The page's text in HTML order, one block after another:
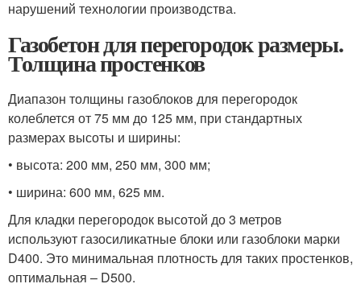
нарушений технологии производства.
Газобетон для перегородок размеры.
Толщина простенков
Диапазон толщины газоблоков для перегородок
колеблется от 75 мм до 125 мм, при стандартных
размерах высоты и ширины:
• высота: 200 мм, 250 мм, 300 мм;
• ширина: 600 мм, 625 мм.
Для кладки перегородок высотой до 3 метров
используют газосиликатные блоки или газоблоки марки
D400. Это минимальная плотность для таких простенков,
оптимальная – D500.